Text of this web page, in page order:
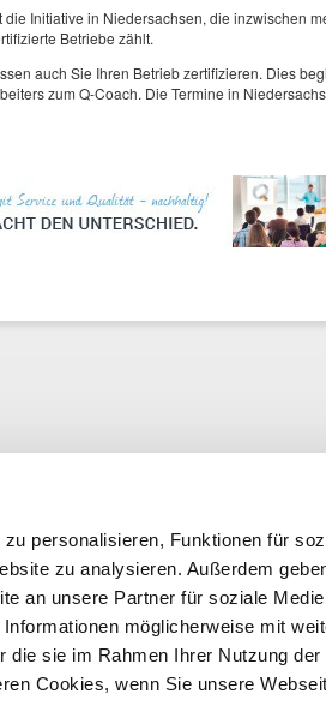
personalisieren, Funktionen für
zu analysieren. Außerdem
an unsere Partner für soziale
möglicherweise mit
die sie im Rahmen Ihrer Nutzung der
Cookies, wenn Sie unsere
Initiative in Niedersachsen, die inzwischen
Betriebe zählt.
auch Sie Ihren Betrieb zertifizieren. Dies
zum Q-Coach. Die Termine in